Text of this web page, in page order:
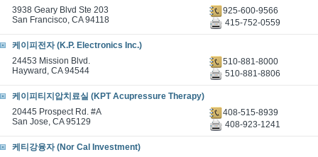
3938 Geary Blvd Ste 203
San Francisco, CA 94118
925-600-9566
415-752-0559
케이피전자 (K.P. Electronics Inc.)
24453 Mission Blvd.
Hayward, CA 94544
510-881-8000
510-881-8806
케이피티지압치료실 (KPT Acupressure Therapy)
20445 Prospect Rd. #A
San Jose, CA 95129
408-515-8939
408-923-1241
케티강융자 (Nor Cal Investment)